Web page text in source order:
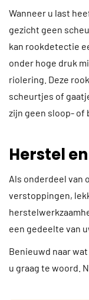
Wanneer u last
gezicht geen
kan rookdetectie
onder hoge druk
riolering. Deze
scheurtjes of
zijn geen sloop- of
Herstel
Als onderdeel van
verstoppingen,
een gedeelte van
Benieuwd naar
u graag te woord.